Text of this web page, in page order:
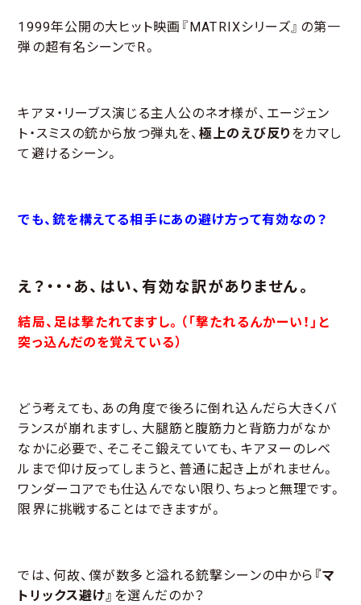
1999年公開の大ヒット映画『MATRIXシリーズ』の第一
弾の超有名シーンでR。
キアヌ・リーブス演じる主人公のネオ様が、エージェン
ト・スミスの銃から放つ弾丸を、極上のえび反り をカマし
て避けるシーン。
でも、銃を構えてる相手にあの避け方って有効なの？
え？・・・あ、はい、有効な訳がありません。
結局、足は撃たれてますし。（「撃たれるんかーい！」と
突っ込んだのを覚えている）
どう考えても、あの角度で後ろに倒れ込んだら大きくバ
ランスが崩れますし、大腿筋と腹筋力と背筋力がなか
なかに必要で、そこそこ鍛えていても、キアヌーのレベ
ルまで仰け反ってしまうと、普通に起き上がれません。
ワンダーコアでも仕込んでない限り、ちょっと無理です。
限界に挑戦することはできますが。
では、何故、僕が数多と溢れる銃撃シーンの中から 『マ
トリックス避け』 を選んだのか？